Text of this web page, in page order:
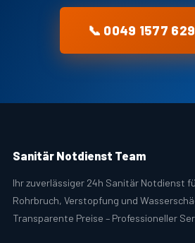
📞 0049 1577
Sanitär Notdienst Team
Ihr zuverlässiger 24h Sanitär Notdienst
Rohrbruch, Verstopfung und
Transparente Preise – Professioneller